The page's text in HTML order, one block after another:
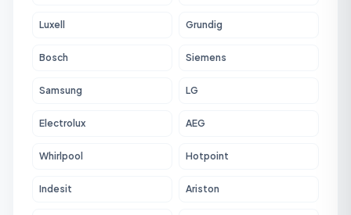
Luxell Grundig
Bosch Siemens
Samsung LG
Electrolux AEG
Whirlpool Hotpoint
Indesit Ariston